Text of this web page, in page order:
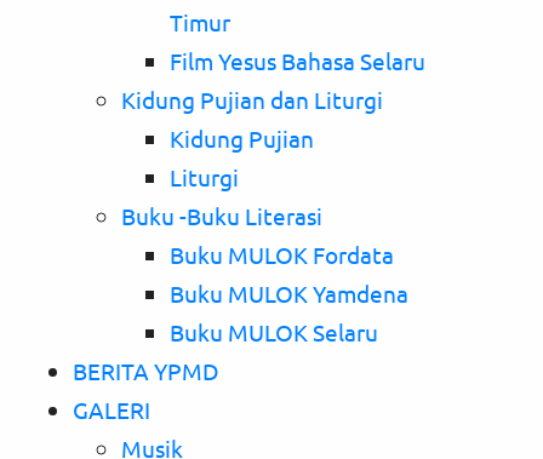
Timur
Film Yesus Bahasa Selaru
Kidung Pujian dan Liturgi
Kidung Pujian
Liturgi
Buku -Buku Literasi
Buku MULOK Fordata
Buku MULOK Yamdena
Buku MULOK Selaru
BERITA YPMD
GALERI
Musik